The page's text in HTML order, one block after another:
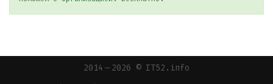
2014 — 2026 © IT52.info